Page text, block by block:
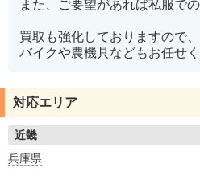
また、ご要望があれば私服で
買取も強化しておりますので
バイクや農機具などもお任せく
対応エリア
近畿
兵庫県